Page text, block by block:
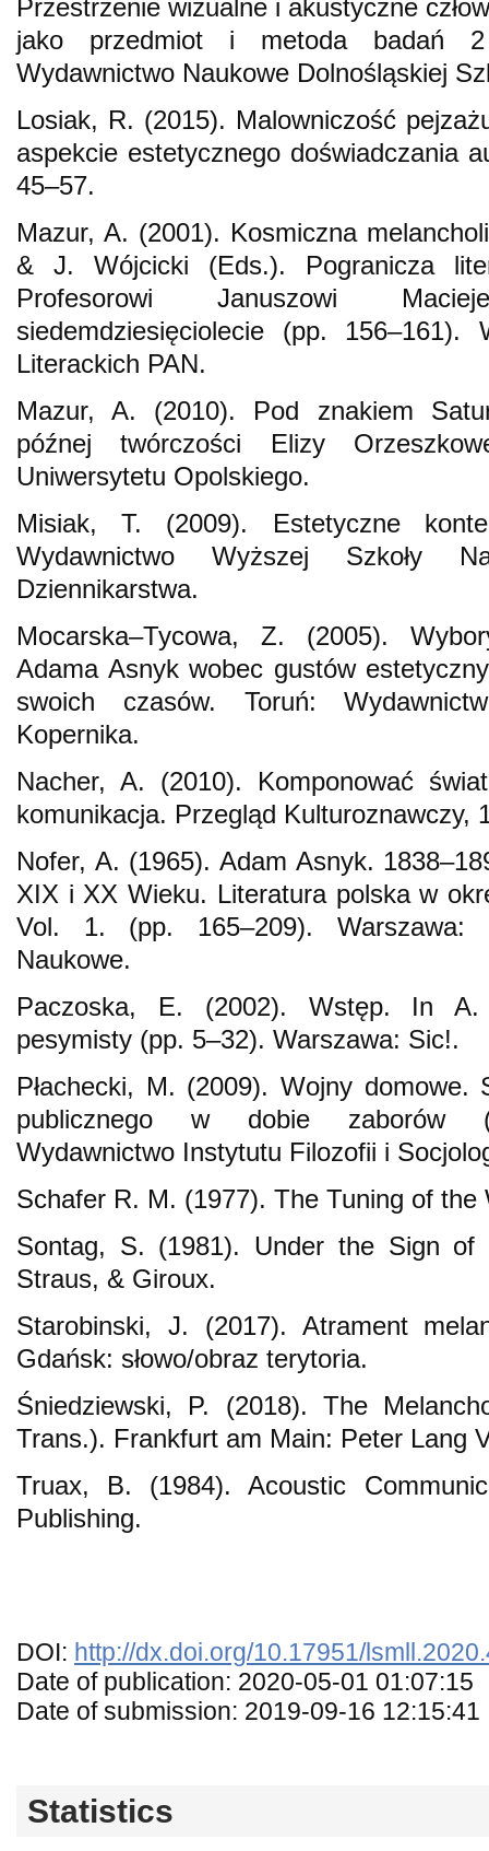
Przestrzenie wizualne i akustyczne
jako przedmiot i metoda badań 2
Wydawnictwo Naukowe Dolnośląskiej
Losiak, R. (2015). Malowniczość
aspekcie estetycznego doświadczania
45–57.
Mazur, A. (2001). Kosmiczna
& J. Wójcicki (Eds.). Pogranicza
Profesorowi Januszowi
siedemdziesięciolecie (pp. 156–161).
Literackich PAN.
Mazur, A. (2010). Pod znakiem
późnej twórczości Elizy
Uniwersytetu Opolskiego.
Misiak, T. (2009). Estetyczne
Wydawnictwo Wyższej Szkoły
Dziennikarstwa.
Mocarska–Tycowa, Z. (2005).
Adama Asnyk wobec gustów
swoich czasów. Toruń:
Kopernika.
Nacher, A. (2010). Komponować
komunikacja. Przegląd Kulturoznawczy,
Nofer, A. (1965). Adam Asnyk.
XIX i XX Wieku. Literatura polska w
Vol. 1. (pp. 165–209). Warszawa:
Naukowe.
Paczoska, E. (2002). Wstęp. In A.
pesymisty (pp. 5–32). Warszawa: Sic!.
Płachecki, M. (2009). Wojny domowe.
publicznego w dobie zaborów
Wydawnictwo Instytutu Filozofii i
Schafer R. M. (1977). The Tuning of the
Sontag, S. (1981). Under the Sign of
Straus, & Giroux.
Starobinski, J. (2017). Atrament
Gdańsk: słowo/obraz terytoria.
Śniedziewski, P. (2018). The
Trans.). Frankfurt am Main: Peter Lang
Truax, B. (1984). Acoustic
Publishing.
DOI: http://dx.doi.org/10.17951/
Date of publication: 2020-05-01 01:07:15
Date of submission: 2019-09-16 12:15:41
Statistics